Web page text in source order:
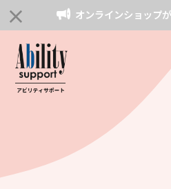
オンラインショップ